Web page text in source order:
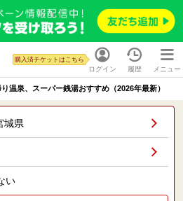
ログイン
購入済チケットはこちら
履歴 メニュー
温泉、スーパー銭湯おすすめ（2026年最新）
城県
い